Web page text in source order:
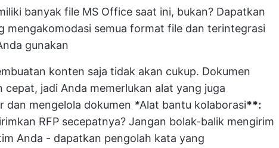
banyak file MS Office saat ini, bukan? Dapatkan
mengakomodasi semua format file dan terintegrasi
gunakan
konten saja tidak akan cukup. Dokumen
jadi Anda memerlukan alat yang juga
dan mengelola dokumen *Alat bantu kolaborasi**:
RFP secepatnya? Jangan bolak-balik mengirim
Anda - dapatkan pengolah kata yang